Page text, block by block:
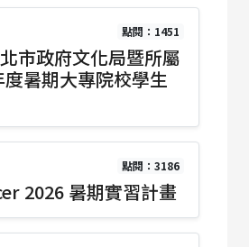
點閱：1451
北市政府文化局暨所屬
暑期大專院校學生
點閱：3186
2026 暑期實習計畫